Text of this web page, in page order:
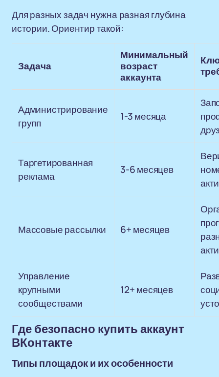
Для разных задач нужна разная глубина
истории. Ориентир такой:
Задача
Минимальный
возраст
аккаунта
Администрирование
групп
1-3 месяца
Таргетированная
реклама
3-6 месяцев
Массовые рассылки 6+ месяцев
Управление
крупными
сообществами
12+ месяцев
Где безопасно купить аккаунт
ВКонтакте
Типы площадок и их особенности